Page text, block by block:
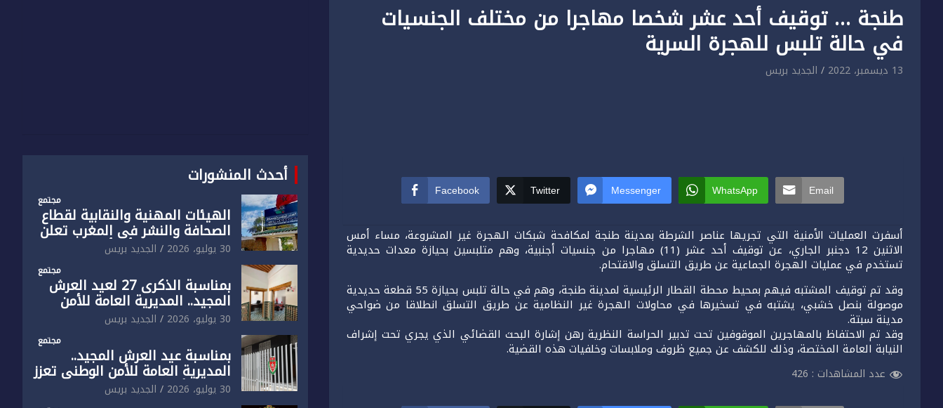
طنجة … توقيف أحد عشر شخصا مهاجرا من مختلف الجنسيات
في حالة تلبس للهجرة السرية
13 ديسمبر، 2022 الجديد بريس
Facebook Twitter Messenger WhatsApp Email
أسفرت العمليات الأمنية التي تجريها عناصر الشرطة بمدينة طنجة لمكافحة شبكات الهجرة غير المشروعة، مساء أمس
الاثنين 12 دجنبر الجاري، عن توقيف أحد عشر (11) مهاجرا من جنسيات أجنبية، وهم متلبسين بحيازة معدات حديدية
تستخدم في عمليات الهجرة الجماعية عن طريق التسلق والاقتحام.
وقد تم توقيف المشتبه فيهم بمحيط محطة القطار الرئيسية لمدينة طنجة، وهم في حالة تلبس بحيازة 55 قطعة حديدية
موصولة بنصل خشبي، يشتبه في تسخيرها في محاولات الهجرة غير النظامية عن طريق التسلق انطلاقا من ضواحي
مدينة سبتة.
وقد تم الاحتفاظ بالمهاجرين الموقوفين تحت تدبير الحراسة النظرية رهن إشارة البحث القضائي الذي يجري تحت إشراف
النيابة العامة المختصة، وذلك للكشف عن جميع ظروف وملابسات وخلفيات هذه القضية.
عدد المشاهدات : 426
أحدث المنشورات
مجتمع
الهيئات المهنية والنقابية لقطاع
الصحافة والنشر في المغرب تعلن
رفضها القاطع لـ”أي أجندة انتخابية
مُعدة على مقاس سياسي
ومصلحي ضيق”
30 يوليو، 2026 الجديد بريس
مجتمع
بمناسبة الذكرى 27 لعيد العرش
المجيد.. المديرية العامة للأمن
الوطني تفتتح المقر الجديد لفرقة
الشرطة السياحية بفاس
30 يوليو، 2026 الجديد بريس
مجتمع
بمناسبة عيد العرش المجيد..
المديرية العامة للأمن الوطني تعزز
البنية الأمنية بالناظور بإحداث
فرقتين جديدتين
30 يوليو، 2026 الجديد بريس